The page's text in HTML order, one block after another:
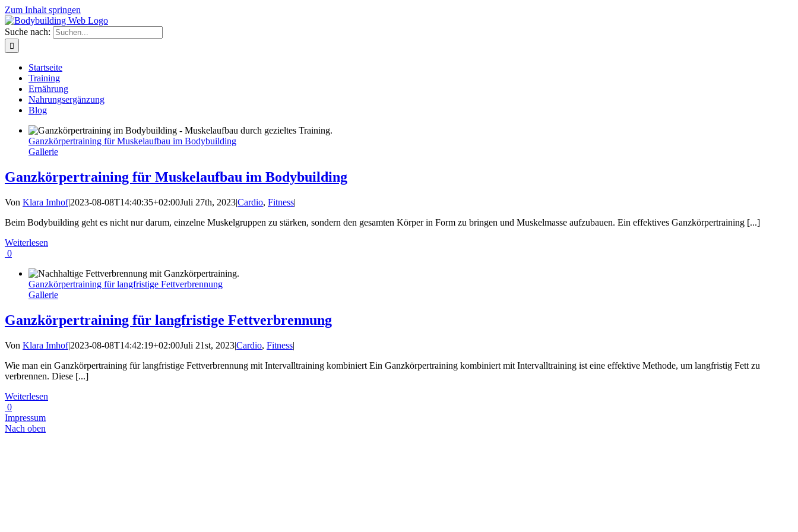
Zum Inhalt springen
Suche nach:
Startseite
Training
Ernährung
Nahrungsergänzung
Blog
Ganzkörpertraining für Muskelaufbau im Bodybuilding
Gallerie
Ganzkörpertraining für Muskelaufbau im Bodybuilding
Von Klara Imhof|2023-08-08T14:40:35+02:00Juli 27th, 2023|Cardio, Fitness|
Beim Bodybuilding geht es nicht nur darum, einzelne Muskelgruppen zu stärken, sondern den gesamten Körper in Form zu bringen und Muskelmasse aufzubauen. Ein effektives Ganzkörpertraining [...]
Weiterlesen
0
Ganzkörpertraining für langfristige Fettverbrennung
Gallerie
Ganzkörpertraining für langfristige Fettverbrennung
Von Klara Imhof|2023-08-08T14:42:19+02:00Juli 21st, 2023|Cardio, Fitness|
Wie man ein Ganzkörpertraining für langfristige Fettverbrennung mit Intervalltraining kombiniert Ein Ganzkörpertraining kombiniert mit Intervalltraining ist eine effektive Methode, um langfristig Fett zu
verbrennen. Diese [...]
Weiterlesen
0
Impressum
Nach oben